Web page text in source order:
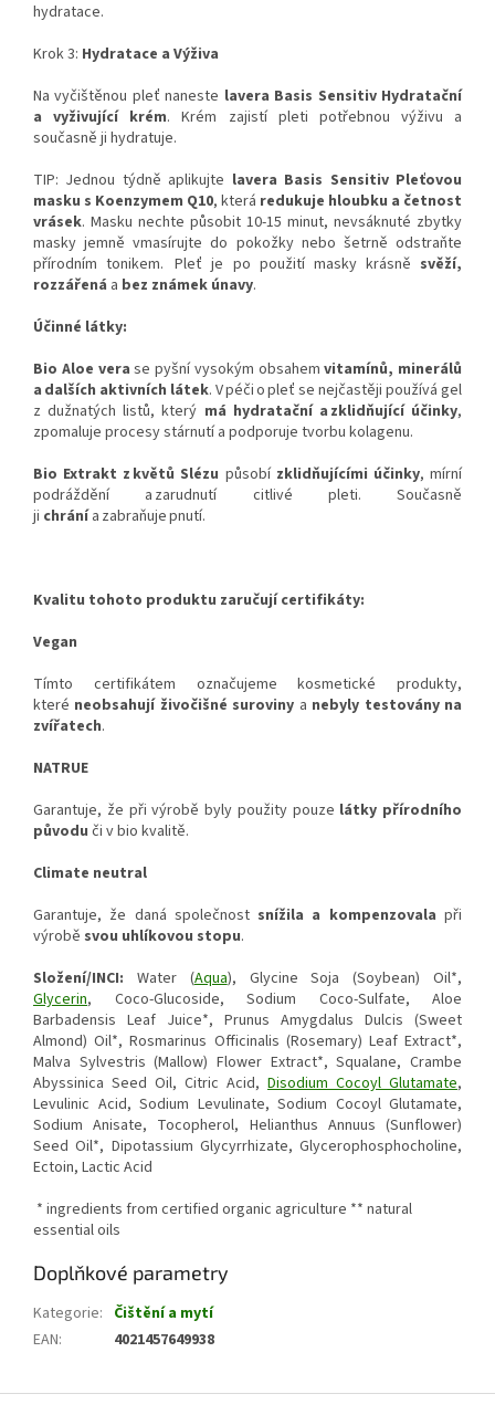
hydratace.
Krok 3: Hydratace a Výživa
Na vyčištěnou pleť naneste lavera Basis Sensitiv Hydratační
a vyživující krém. Krém zajistí pleti potřebnou výživu a
současně ji hydratuje.
TIP: Jednou týdně aplikujte lavera Basis Sensitiv Pleťovou
masku s Koenzymem Q10, která redukuje hloubku a četnost
vrásek. Masku nechte působit 10-15 minut, nevsáknuté zbytky
masky jemně vmasírujte do pokožky nebo šetrně odstraňte
přírodním tonikem. Pleť je po použití masky krásně svěží,
rozzářená a bez známek únavy.
Účinné látky:
Bio Aloe vera se pyšní vysokým obsahem vitamínů, minerálů
a dalších aktivních látek. V péči o pleť se nejčastěji používá gel
z dužnatých listů, který má hydratační a zklidňující účinky,
zpomaluje procesy stárnutí a podporuje tvorbu kolagenu.
Bio Extrakt z květů Slézu působí zklidňujícími účinky, mírní
podráždění a zarudnutí citlivé pleti. Současně
ji chrání a zabraňuje pnutí.
Kvalitu tohoto produktu zaručují certifikáty:
Vegan
Tímto certifikátem označujeme kosmetické produkty,
které neobsahují živočišné suroviny a nebyly testovány na
zvířatech.
NATRUE
Garantuje, že při výrobě byly použity pouze látky přírodního
původu či v bio kvalitě.
Climate neutral
Garantuje, že daná společnost snížila a kompenzovala při
výrobě svou uhlíkovou stopu.
Složení/INCI: Water (Aqua), Glycine Soja (Soybean) Oil*,
Glycerin, Coco-Glucoside, Sodium Coco-Sulfate, Aloe
Barbadensis Leaf Juice*, Prunus Amygdalus Dulcis (Sweet
Almond) Oil*, Rosmarinus Officinalis (Rosemary) Leaf Extract*,
Malva Sylvestris (Mallow) Flower Extract*, Squalane, Crambe
Abyssinica Seed Oil, Citric Acid, Disodium Cocoyl Glutamate,
Levulinic Acid, Sodium Levulinate, Sodium Cocoyl Glutamate,
Sodium Anisate, Tocopherol, Helianthus Annuus (Sunflower)
Seed Oil*, Dipotassium Glycyrrhizate, Glycerophosphocholine,
Ectoin, Lactic Acid
* ingredients from certified organic agriculture ** natural
essential oils
Doplňkové parametry
Kategorie: Čištění a mytí
EAN: 4021457649938